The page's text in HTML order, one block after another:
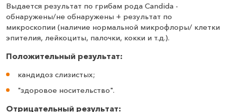
Выдается результат по грибам рода Candida -
обнаружены/не обнаружены + результат по
микроскопии (наличие нормальной микрофлоры/ клетки
эпителия, лейкоциты, палочки, кокки и т.д.).
Положительный результат:
кандидоз слизистых;
"здоровое носительство".
Отрицательный результат: